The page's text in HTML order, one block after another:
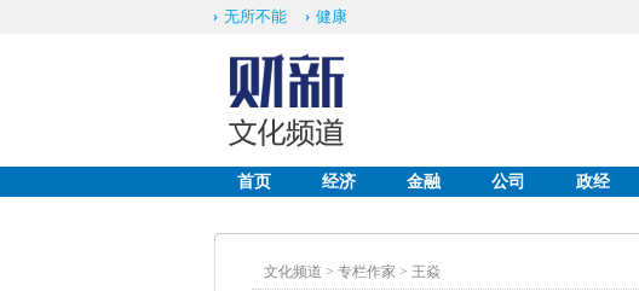
无所不能 健康
首页 经济 金融 公司 政经
文化频道 > 专栏作家 > 王焱